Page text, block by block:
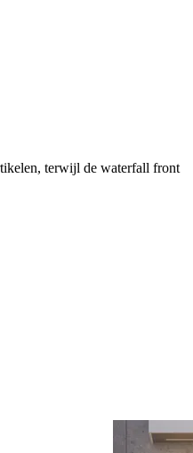
terwijl de waterfall front